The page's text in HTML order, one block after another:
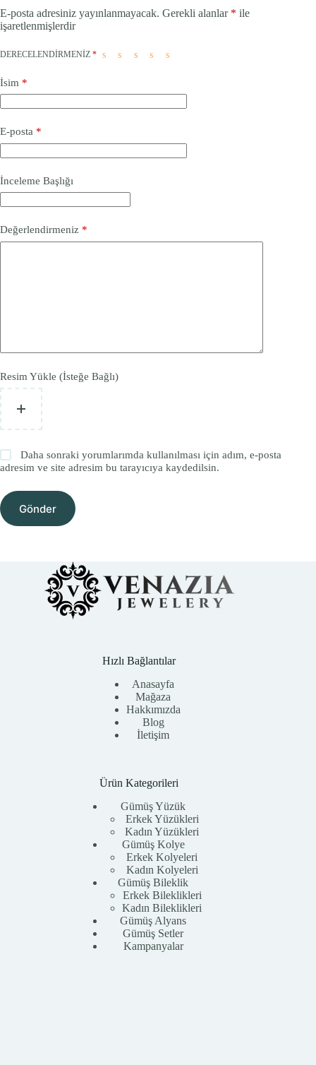
E-posta adresiniz yayınlanmayacak. Gerekli alanlar * ile
işaretlenmişlerdir
DERECELENDIRMENIZ *
İsim *
E-posta *
İnceleme Başlığı
Değerlendirmeniz *
Resim Yükle (İsteğe Bağlı)
Daha sonraki yorumlarımda kullanılması için adım, e-posta
adresim ve site adresim bu tarayıcıya kaydedilsin.
Gönder
Hızlı Bağlantılar
Anasayfa
Mağaza
Hakkımızda
Blog
İletişim
Ürün Kategorileri
Gümüş Yüzük
Erkek Yüzükleri
Kadın Yüzükleri
Gümüş Kolye
Erkek Kolyeleri
Kadın Kolyeleri
Gümüş Bileklik
Erkek Bileklikleri
Kadın Bileklikleri
Gümüş Alyans
Gümüş Setler
Kampanyalar